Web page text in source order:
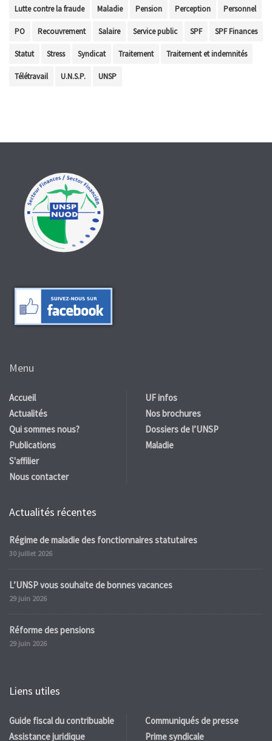
Lutte contre la fraude Maladie Pension Perception Personnel
PO Recouvrement Salaire Service public SPF SPF Finances
Statut Stress Syndicat Traitement Traitement et indemnités
Télétravail U.N.S.P. UNSP
Menu
Accueil
Actualités
Qui sommes nous?
Publications
S'affilier
Nous contacter
UF infos
Nos brochures
Dossiers de l’UNSP
Maladie
Actualités récentes
Régime de maladie des fonctionnaires statutaires
30 juillet 2026
L’UNSP vous souhaite de bonnes vacances
29 juin 2026
Réforme des pensions
29 juin 2026
Liens utiles
Guide fiscal du contribuable
Assistance juridique
Communiqués de presse
Prime syndicale